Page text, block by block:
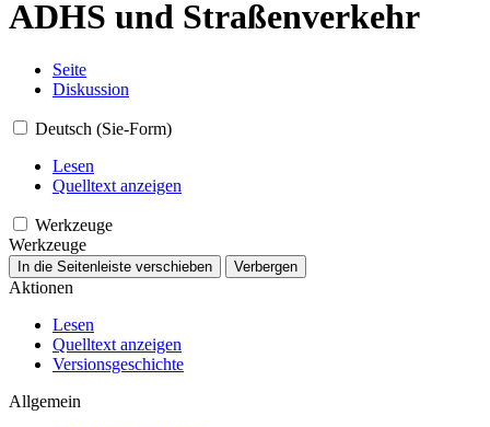
ADHS und Straßenverkehr
Seite
Diskussion
Deutsch (Sie-Form)
Lesen
Quelltext anzeigen
Werkzeuge
Werkzeuge
In die Seitenleiste verschieben Verbergen
Aktionen
Lesen
Quelltext anzeigen
Versionsgeschichte
Allgemein